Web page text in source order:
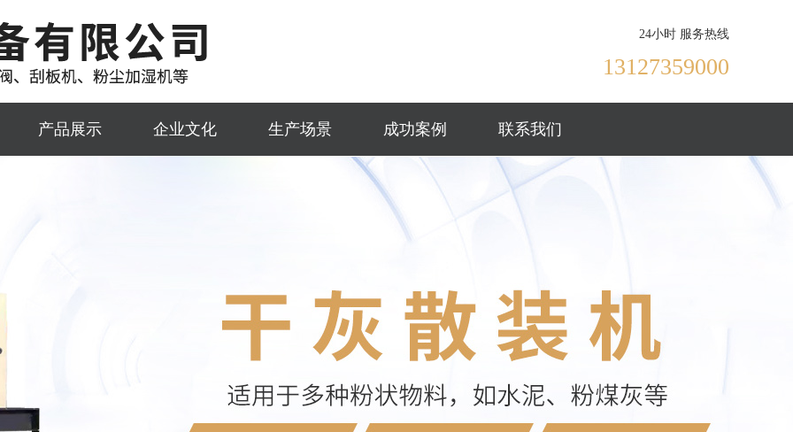
24小时 服务热线
13127359000
产品展示 企业文化 生产场景 成功案例 联系我们